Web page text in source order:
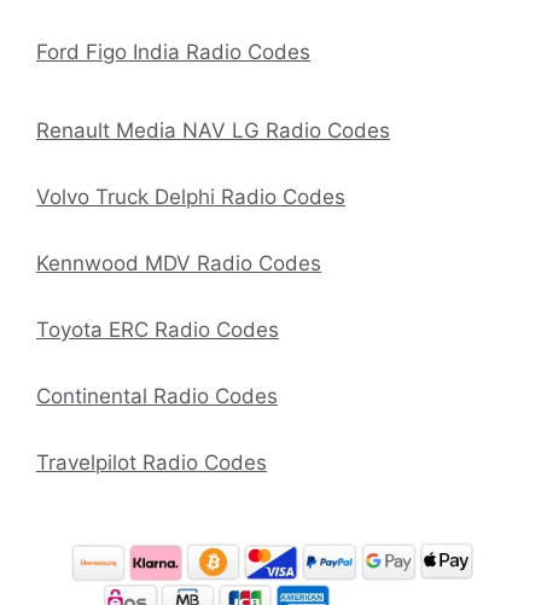
Ford Figo India Radio Codes
Renault Media NAV LG Radio Codes
Volvo Truck Delphi Radio Codes
Kennwood MDV Radio Codes
Toyota ERC Radio Codes
Continental Radio Codes
Travelpilot Radio Codes